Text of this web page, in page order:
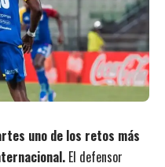
uno de los retos más
El defensor